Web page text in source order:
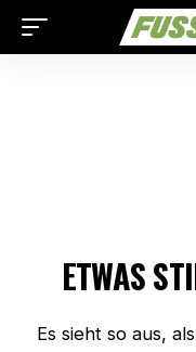
ETWAS
Es sieht so aus,